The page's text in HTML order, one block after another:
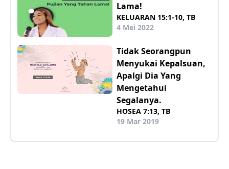
Lama!
KELUARAN 15:1-10, TB
4 Mei 2022
Tidak Seorangpun
Menyukai Kepalsuan,
Apalgi Dia Yang
Mengetahui
Segalanya.
HOSEA 7:13, TB
19 Mar 2019